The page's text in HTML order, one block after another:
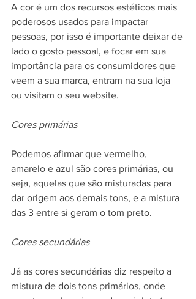
A cor é um dos recursos estéticos mais
poderosos usados para impactar
pessoas, por isso é importante deixar de
lado o gosto pessoal, e focar em sua
importância para os consumidores que
veem a sua marca, entram na sua loja
ou visitam o seu website.
Cores primárias
Podemos afirmar que vermelho,
amarelo e azul são cores primárias, ou
seja, aquelas que são misturadas para
dar origem aos demais tons, e a mistura
das 3 entre si geram o tom preto.
Cores secundárias
Já as cores secundárias diz respeito a
mistura de dois tons primários, onde